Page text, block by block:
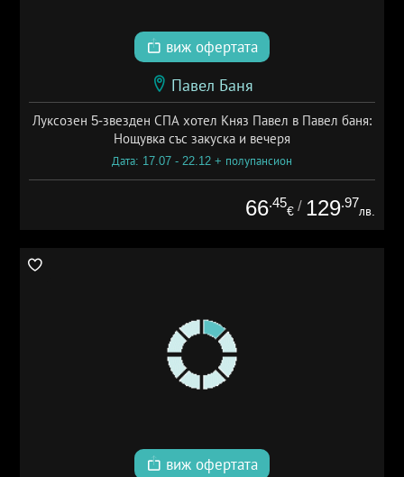
виж офертата
Павел Баня
Луксозен 5-звезден СПА хотел Княз Павел в Павел баня:
Нощувка със закуска и вечеря
Дата: 17.07 - 22.12 + полупансион
66.45
€ / 129.97
лв.
виж офертата